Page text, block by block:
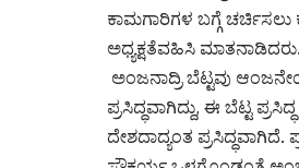
ಕಾಮಗಾರಿಗಳ ಬಗ್ಗೆ
ಅಧ್ಯಕ್ಷತೆವಹಿಸಿ ಮಾತನಾಡಿದರು.
ಅಂಜನಾದ್ರಿ ಬೆಟ್ಟವು
ಪ್ರಸಿದ್ಧವಾಗಿದ್ದು, ಈ ಬೆಟ್ಟ
ದೇಶದಾದ್ಯಂತ